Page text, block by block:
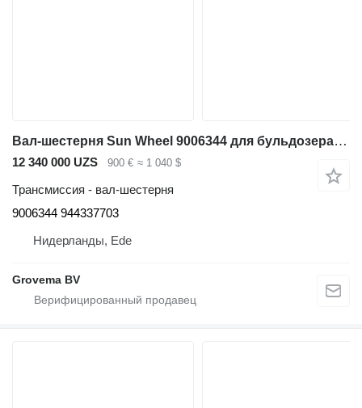
Вал-шестерня Sun Wheel 9006344 для бульдозера Liebherr PR754 / PR752 / RL52 / LU1050 C / LU1050 J / RL64
12 340 000 UZS 900 € ≈ 1 040 $
Трансмиссия - вал-шестерня
9006344 944337703
Нидерланды, Ede
Grovema BV